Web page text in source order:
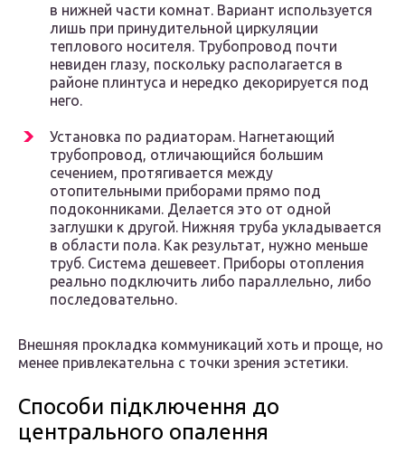
в нижней части комнат. Вариант используется
лишь при принудительной циркуляции
теплового носителя. Трубопровод почти
невиден глазу, поскольку располагается в
районе плинтуса и нередко декорируется под
него.
Установка по радиаторам. Нагнетающий
трубопровод, отличающийся большим
сечением, протягивается между
отопительными приборами прямо под
подоконниками. Делается это от одной
заглушки к другой. Нижняя труба укладывается
в области пола. Как результат, нужно меньше
труб. Система дешевеет. Приборы отопления
реально подключить либо параллельно, либо
последовательно.
Внешняя прокладка коммуникаций хоть и проще, но
менее привлекательна с точки зрения эстетики.
Способи підключення до
центрального опалення